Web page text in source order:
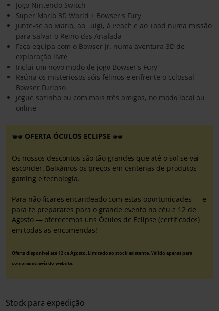
Jogo Nintendo Switch
Super Mario 3D World + Bowser's Fury
Junte-se ao Mario, ao Luigi, à Peach e ao Toad numa missão
para salvar o Reino das Anafada
Faça equipa com o Bowser Jr. numa aventura 3D de
exploração livre
Inclui um novo modo de jogo Bowser's Fury
Reúna os misteriosos sóis felinos e enfrente o colossal
Bowser Furioso
Jogue sozinho ou com mais três amigos, no modo local ou
online
OFERTA ÓCULOS ECLIPSE
Os nossos descontos são tão grandes que até o sol se vai
esconder. Baixámos os preços em centenas de produtos
gaming e tecnologia.
Para não ficares encandeado com estas oportunidades — e
para te preparares para o grande evento no céu a 12 de
Agosto — oferecemos uns Óculos de Eclipse (certificados)
em todas as encomendas!
Oferta disponível até 12 de Agosto. Limitado ao stock existente. Válido apenas para
compras através do website.
Stock para expedição